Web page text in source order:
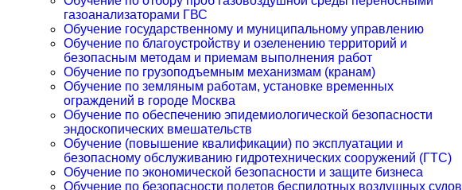
газоанализаторами ГВС
Обучение государственному и муниципальному управлению
Обучение по благоустройству и озеленению территорий и
безопасным методам и приемам выполнения работ
Обучение по грузоподъемным механизмам (кранам)
Обучение по земляным работам, установке временных
ограждений в городе Москва
Обучение по обеспечению эпидемиологической безопасности
эндоскопических вмешательств
Обучение (повышение квалификации) по эксплуатации и
безопасному обслуживанию гидротехнических сооружений (ГТС)
Обучение по экономической безопасности и защите бизнеса
Обучение по безопасности полетов беспилотных воздушных судов